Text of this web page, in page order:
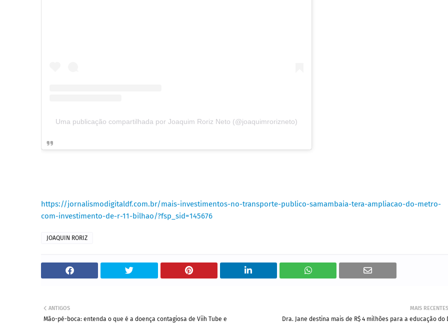
Uma publicação compartilhada por Joaquim Roriz Neto (@joaquimrorizneto)
https://jornalismodigitaldf.com.br/mais-investimentos-no-transporte-publico-samambaia-tera-ampliacao-do-metro-
com-investimento-de-r-11-bilhao/?fsp_sid=145676
JOAQUIN RORIZ
MAIS RECENTES
Dra. Jane destina mais de R$ 4 milhões para a educação do
ANTIGOS
Mão-pé-boca: entenda o que é a doença contagiosa de Viih Tube e